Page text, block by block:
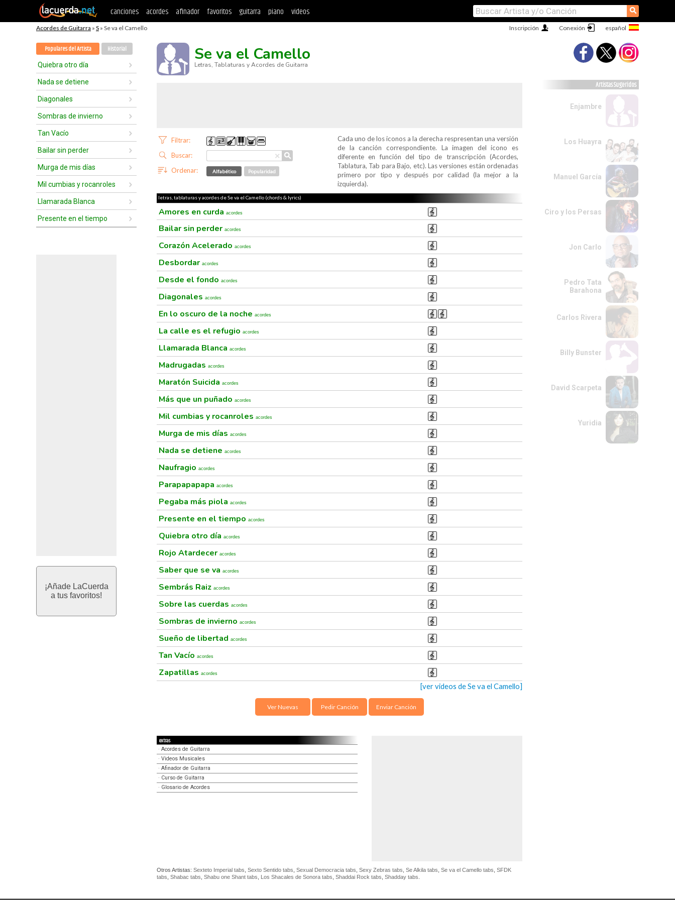
canciones acordes afinador favoritos guitarra piano videos ⚲
Acordes de Guitarra » S » Se va el Camello Conexión
Inscripción
Populares del Artista Historial
Quiebra otro día
Nada se detiene
Diagonales
Sombras de invierno
Tan Vacío
Bailar sin perder
Murga de mis días
Mil cumbias y rocanroles
Llamarada Blanca
Presente en el tiempo
¡Añade LaCuerda
a tus favoritos!
Se va el Camello
Letras, Tablaturas y Acordes de Guitarra
Filtrar:
×
Buscar: ⚲
Ordenar: Alfabético Popularidad
Cada uno de los iconos a la derecha respresentan una versión
de la canción correspondiente. La imagen del icono es
diferente en función del tipo de transcripción (Acordes,
Tablatura, Tab para Bajo, etc). Las versiones están ordenadas
primero por tipo y después por calidad (la mejor a la
izquierda).
letras, tablaturas y acordes de Se va el Camello (chords & lyrics)
Amores en curda acordes
Bailar sin perder acordes
Corazón Acelerado acordes
Desbordar acordes
Desde el fondo acordes
Diagonales acordes
En lo oscuro de la noche acordes
La calle es el refugio acordes
Llamarada Blanca acordes
Madrugadas acordes
Maratón Suicida acordes
Más que un puñado acordes
Mil cumbias y rocanroles acordes
Murga de mis días acordes
Nada se detiene acordes
Naufragio acordes
Parapapapapa acordes
Pegaba más piola acordes
Presente en el tiempo acordes
Quiebra otro día acordes
Rojo Atardecer acordes
Saber que se va acordes
Sembrás Raiz acordes
Sobre las cuerdas acordes
Sombras de invierno acordes
Sueño de libertad acordes
Tan Vacío acordes
Zapatillas acordes
[ver videos de Se va el Camello]
Ver Nuevas Pedir Canción Enviar Canción
extras
· Acordes de Guitarra
· Videos Musicales
· Afinador de Guitarra
· Curso de Guitarra
· Glosario de Acordes
Otros Artistas: Sexteto Imperial tabs Sexto Sentido tabs Sexual Democracia tabs Sexy Zebras tabs Se Alkila tabs Se va el Camello tabs SFDK
tabs Shabac tabs Shabu one Shant tabs Los Shacales de Sonora tabs Shaddai Rock tabs Shadday tabs
Artistas Sugeridos
Enjambre
Los Huayra
Manuel García
Ciro y los Persas
Jon Carlo
Pedro Tata
Barahona
Carlos Rivera
Billy Bunster
David Scarpeta
Yuridia